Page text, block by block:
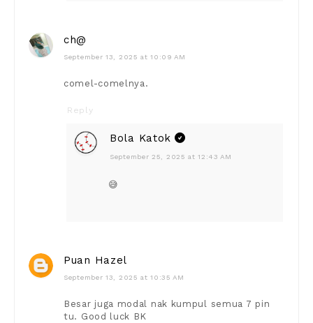
ch@
September 13, 2025 at 10:09 AM
comel-comelnya.
Reply
Bola Katok
September 25, 2025 at 12:43 AM
😅
Puan Hazel
September 13, 2025 at 10:35 AM
Besar juga modal nak kumpul semua 7 pin
tu. Good luck BK